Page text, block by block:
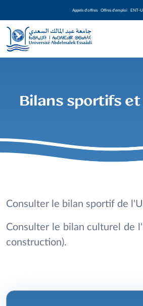
Appels d'offres Offres d'emploi ENT-
Bilans sportifs
Consulter le bilan sportif de
Consulter le bilan culturel de
construction).